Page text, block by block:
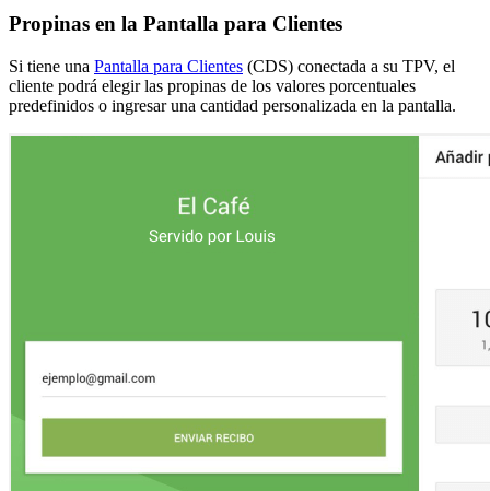
Propinas en la Pantalla para Clientes
Si tiene una Pantalla para Clientes (CDS) conectada a su TPV, el
cliente podrá elegir las propinas de los valores porcentuales
predefinidos o ingresar una cantidad personalizada en la pantalla.